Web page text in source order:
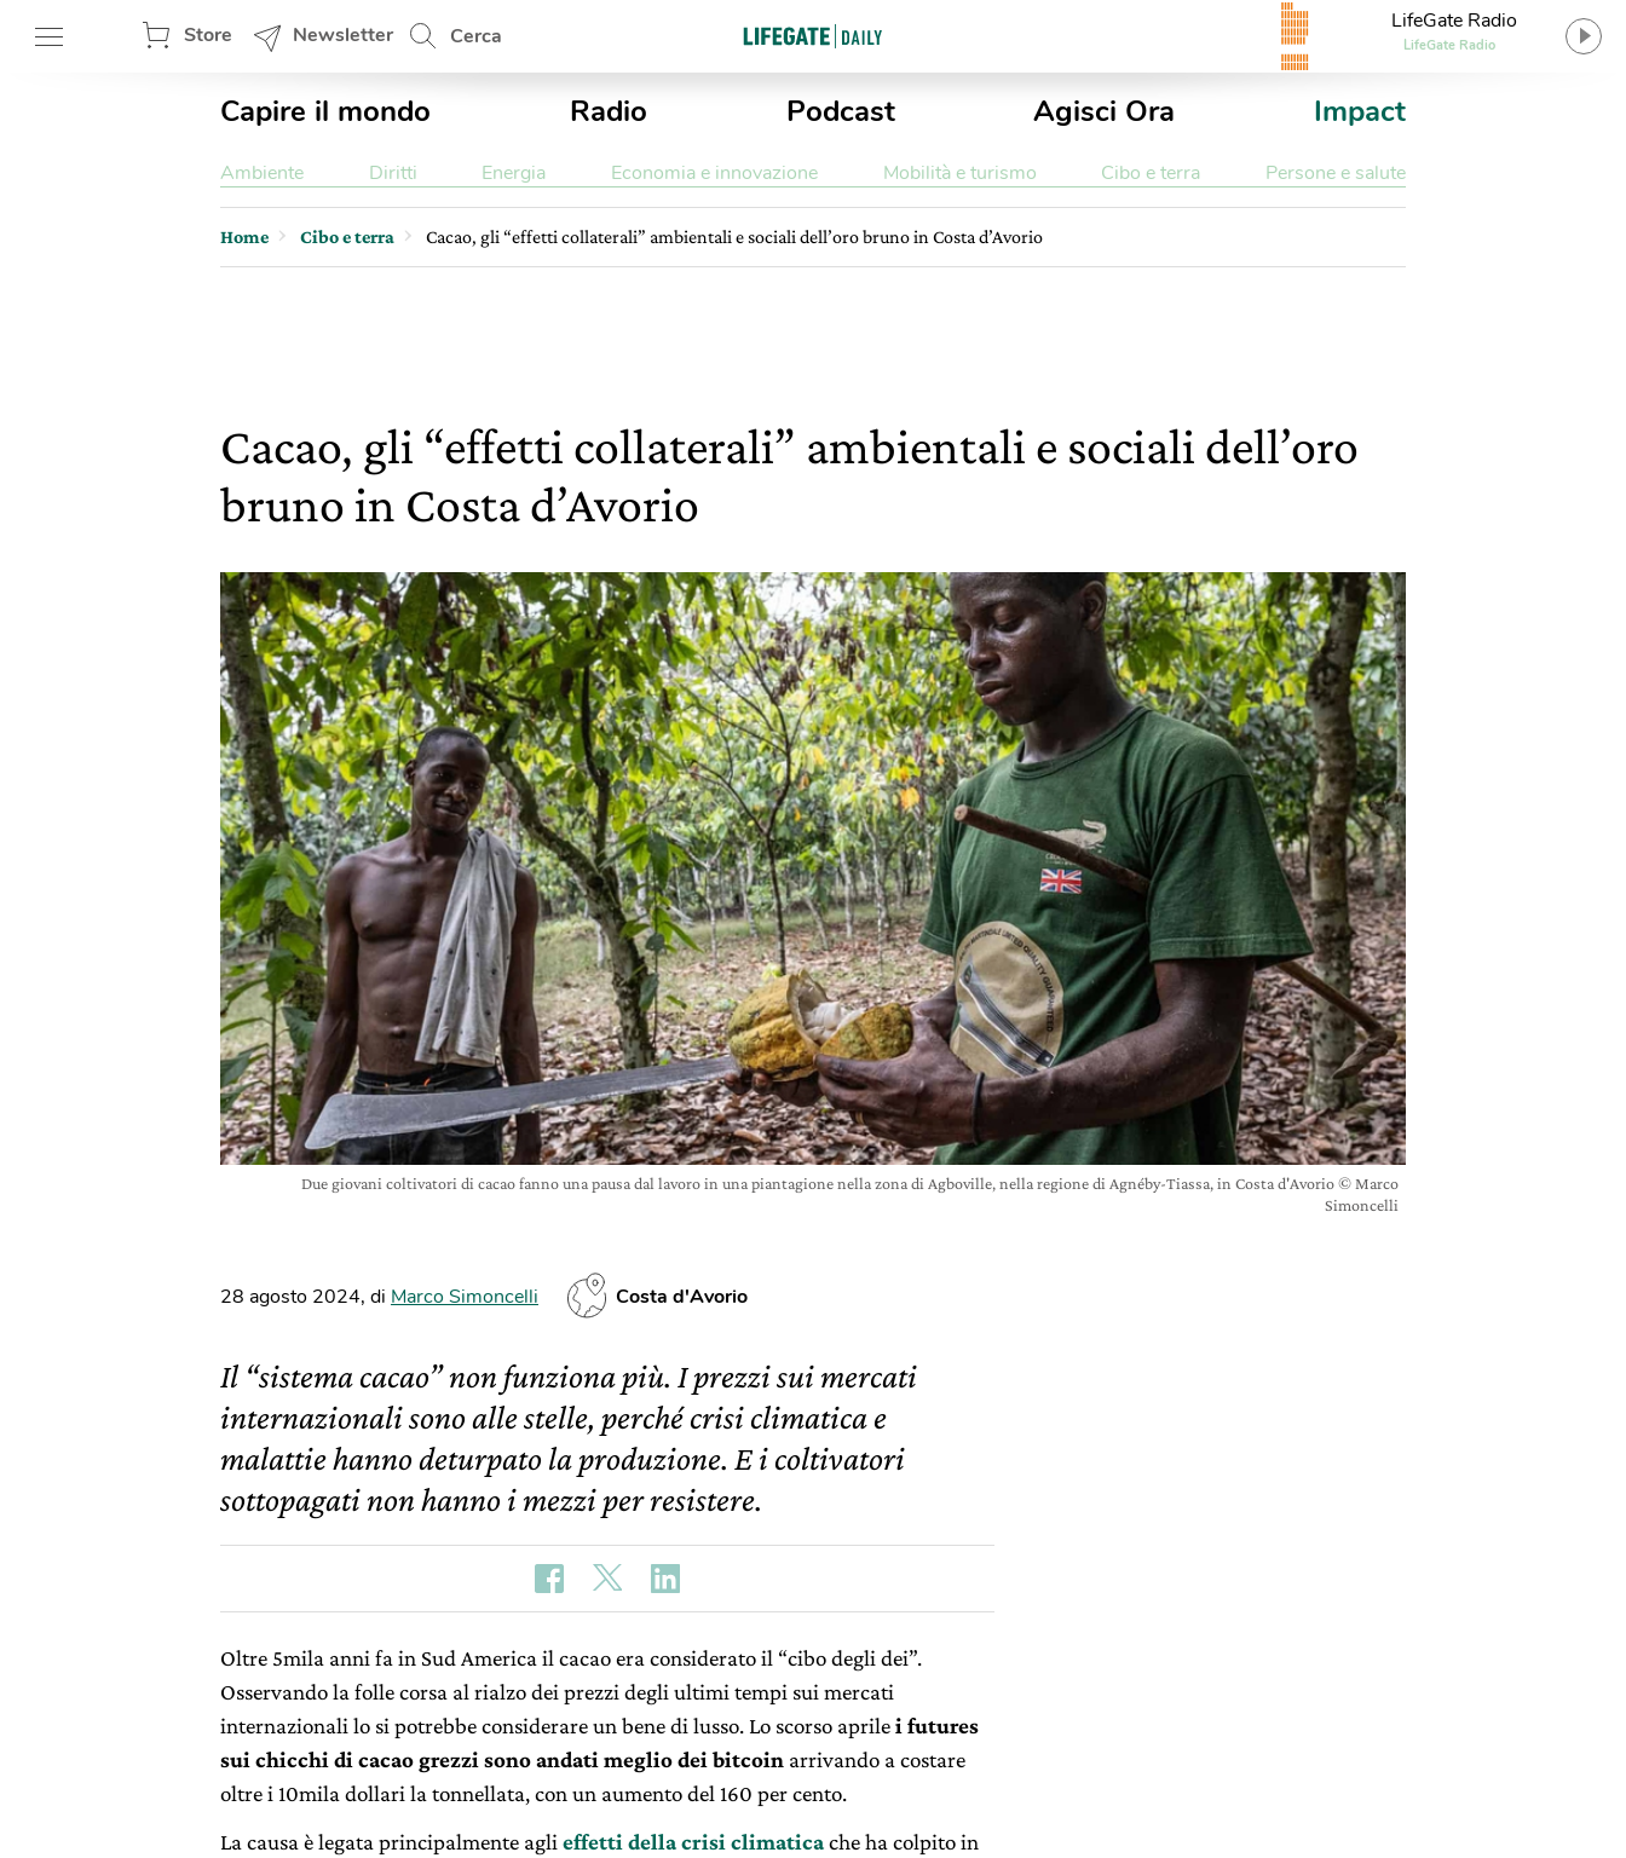
Store Newsletter Cerca
LifeGate Radio
LifeGate Radio
Capire il mondo Radio Podcast Agisci Ora Impact
Ambiente Diritti Energia Economia e innovazione Mobilità e turismo Cibo e terra Persone e salute
Home Cibo e terra Cacao, gli “effetti collaterali” ambientali e sociali dell’oro bruno in Costa d’Avorio
Cacao, gli “effetti collaterali” ambientali e sociali dell’oro
bruno in Costa d’Avorio
Due giovani coltivatori di cacao fanno una pausa dal lavoro in una piantagione nella zona di Agboville, nella regione di Agnéby-Tiassa, in Costa d'Avorio © Marco
Simoncelli
28 agosto 2024, di Marco Simoncelli Costa d'Avorio
Il “sistema cacao” non funziona più. I prezzi sui mercati
internazionali sono alle stelle, perché crisi climatica e
malattie hanno deturpato la produzione. E i coltivatori
sottopagati non hanno i mezzi per resistere.
Oltre 5mila anni fa in Sud America il cacao era considerato il “cibo degli dei”.
Osservando la folle corsa al rialzo dei prezzi degli ultimi tempi sui mercati
internazionali lo si potrebbe considerare un bene di lusso. Lo scorso aprilei futures
sui chicchi di cacao grezzi sono andati meglio dei bitcoin arrivando a costare
oltre i 10mila dollari la tonnellata, con un aumento del 160 per cento.
La causa è legata principalmente agli effetti della crisi climaticache ha colpito in